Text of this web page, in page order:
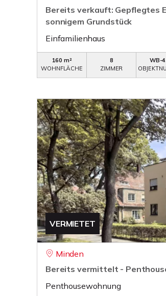
Bereits verkauft: Gepflegtes
sonnigem Grundstück
Einfamilienhaus
160 m²
WOHNFLÄCHE
8
ZIMMER
WB-
VERMIETET
Minden
Bereits vermittelt -
Penthousewohnung